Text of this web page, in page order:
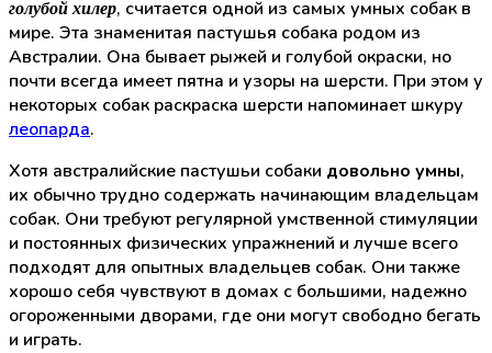
голубой хилер, считается одной из самых умных собак в
мире. Эта знаменитая пастушья собака родом из
Австралии. Она бывает рыжей и голубой окраски, но
почти всегда имеет пятна и узоры на шерсти. При этом у
некоторых собак раскраска шерсти напоминает шкуру
леопарда.
Хотя австралийские пастушьи собаки довольно умны,
их обычно трудно содержать начинающим владельцам
собак. Они требуют регулярной умственной стимуляции
и постоянных физических упражнений и лучше всего
подходят для опытных владельцев собак. Они также
хорошо себя чувствуют в домах с большими, надежно
огороженными дворами, где они могут свободно бегать
и играть.